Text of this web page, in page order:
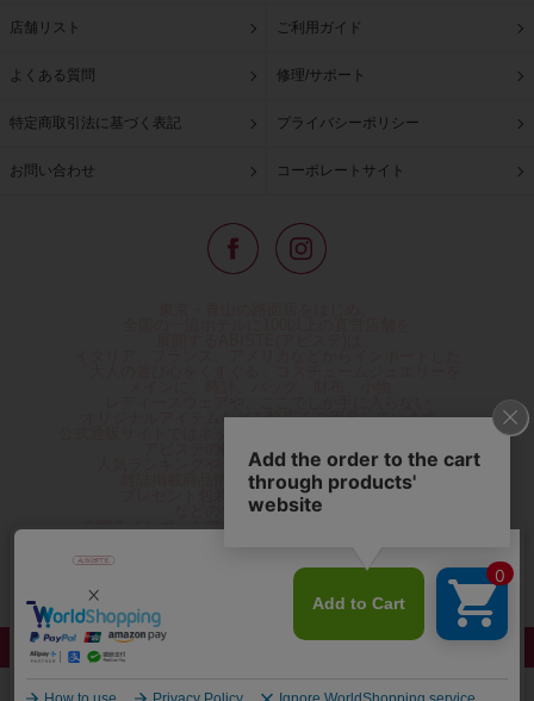
店舗リスト ご利用ガイド
よくある質問 修理/サポート
特定商取引法に基づく表記 プライバシーポリシー
お問い合わせ コーポレートサイト
オリジナルアイテムなどを幅広くご用意しています。
アビステの幅広い商品を取り揃え、
人気ランキングやテレビなどメディア着用商品、
雑誌掲載商品情報を紹介するコンテンツ、
プレゼント包装無料や独自のポイント還元
などのサービスをご提供。
心躍るインポートアクセサリーや時計、小物などで、
夢やときめきを与えられるよう願っています。
◆ギフトラッピング無料/11,000円以上のご注文で送料無料◆
©ABISTE WEB SHOP